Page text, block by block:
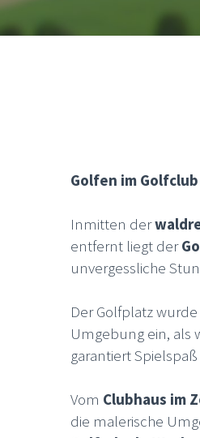
Golfen im
Inmitten der
entfernt liegt der
unvergessliche
Der Golfplatz
Umgebung ein, als
garantiert
Vom Clubhaus im
die malerische